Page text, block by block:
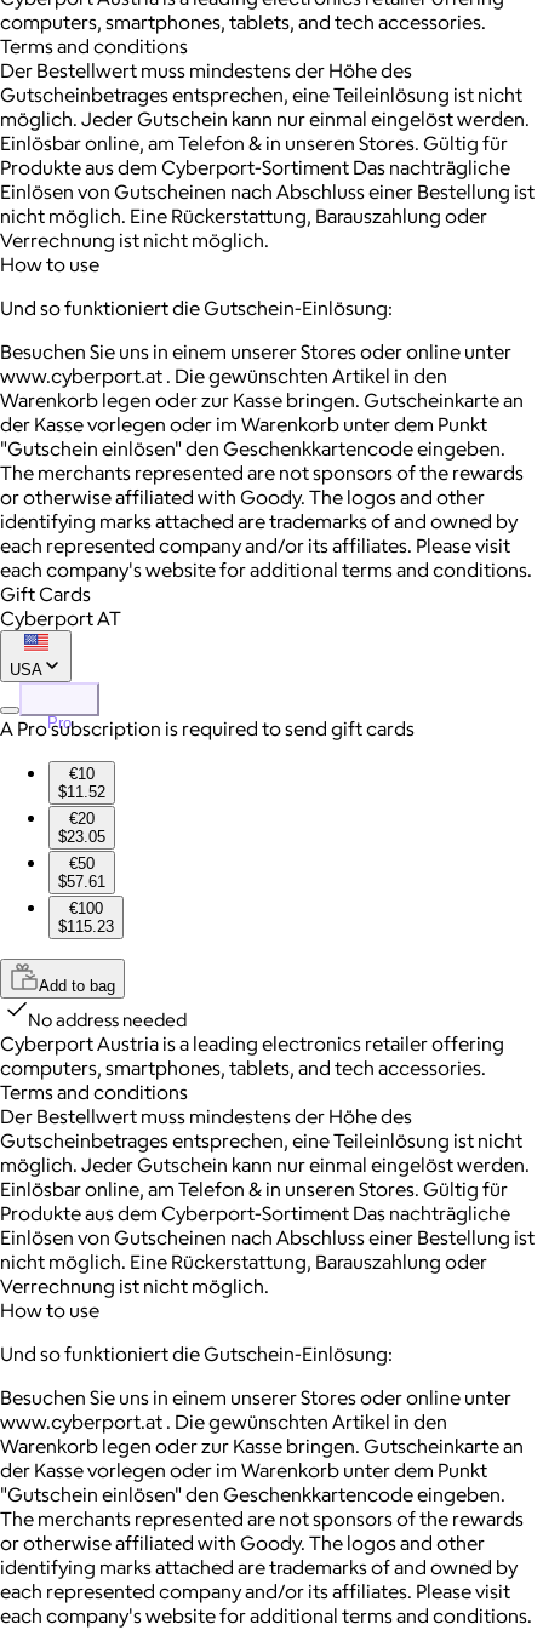
computers, smartphones, tablets, and tech accessories.
Terms and conditions
Der Bestellwert muss mindestens der Höhe des
Gutscheinbetrages entsprechen, eine Teileinlösung ist nicht
möglich. Jeder Gutschein kann nur einmal eingelöst werden.
Einlösbar online, am Telefon & in unseren Stores. Gültig für
Produkte aus dem Cyberport-Sortiment Das nachträgliche
Einlösen von Gutscheinen nach Abschluss einer Bestellung ist
nicht möglich. Eine Rückerstattung, Barauszahlung oder
Verrechnung ist nicht möglich.
How to use
Und so funktioniert die Gutschein-Einlösung:
Besuchen Sie uns in einem unserer Stores oder online unter
www.cyberport.at . Die gewünschten Artikel in den
Warenkorb legen oder zur Kasse bringen. Gutscheinkarte an
der Kasse vorlegen oder im Warenkorb unter dem Punkt
"Gutschein einlösen" den Geschenkkartencode eingeben.
The merchants represented are not sponsors of the rewards
or otherwise affiliated with Goody. The logos and other
identifying marks attached are trademarks of and owned by
each represented company and/or its affiliates. Please visit
each company's website for additional terms and conditions.
Gift Cards
Cyberport AT
USA
Pro
A Pro subscription is required to send gift cards
€10
$11.52
€20
$23.05
€50
$57.61
€100
$115.23
Add to bag
No address needed
Cyberport Austria is a leading electronics retailer offering
computers, smartphones, tablets, and tech accessories.
Terms and conditions
Der Bestellwert muss mindestens der Höhe des
Gutscheinbetrages entsprechen, eine Teileinlösung ist nicht
möglich. Jeder Gutschein kann nur einmal eingelöst werden.
Einlösbar online, am Telefon & in unseren Stores. Gültig für
Produkte aus dem Cyberport-Sortiment Das nachträgliche
Einlösen von Gutscheinen nach Abschluss einer Bestellung ist
nicht möglich. Eine Rückerstattung, Barauszahlung oder
Verrechnung ist nicht möglich.
How to use
Und so funktioniert die Gutschein-Einlösung:
Besuchen Sie uns in einem unserer Stores oder online unter
www.cyberport.at . Die gewünschten Artikel in den
Warenkorb legen oder zur Kasse bringen. Gutscheinkarte an
der Kasse vorlegen oder im Warenkorb unter dem Punkt
"Gutschein einlösen" den Geschenkkartencode eingeben.
The merchants represented are not sponsors of the rewards
or otherwise affiliated with Goody. The logos and other
identifying marks attached are trademarks of and owned by
each represented company and/or its affiliates. Please visit
each company's website for additional terms and conditions.